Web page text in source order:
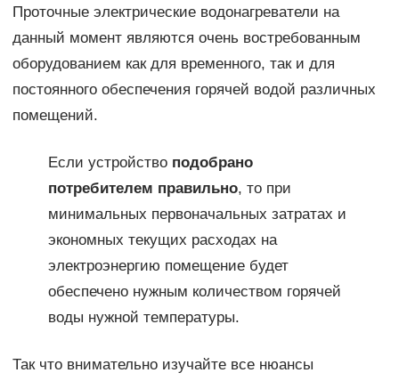
Проточные электрические водонагреватели на
данный момент являются очень востребованным
оборудованием как для временного, так и для
постоянного обеспечения горячей водой различных
помещений.
Если устройство подобрано
потребителем правильно, то при
минимальных первоначальных затратах и
экономных текущих расходах на
электроэнергию помещение будет
обеспечено нужным количеством горячей
воды нужной температуры.
Так что внимательно изучайте все нюансы